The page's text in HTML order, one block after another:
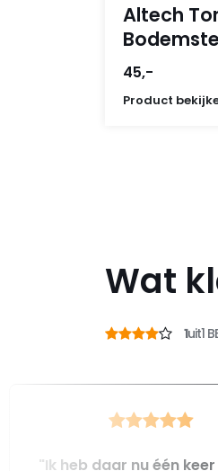
Altech
45,-
Product
Wat
1uit1
"Ik heb daar nu één keer